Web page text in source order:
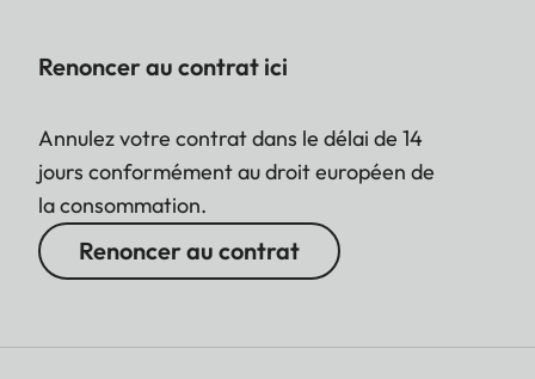
Renoncer au contrat ici
Annulez votre contrat dans le délai de 14
jours conformément au droit européen de
la consommation.
Renoncer au contrat